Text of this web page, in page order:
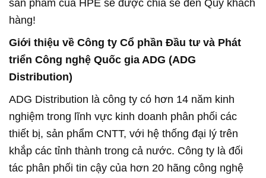
sản phẩm của HPE sẽ được chia sẻ đến Quý khách
hàng!
Giới thiệu về Công ty Cổ phần Đầu tư và Phát
triển Công nghệ Quốc gia ADG (ADG
Distribution)
ADG Distribution là công ty có hơn 14 năm kinh
nghiệm trong lĩnh vực kinh doanh phân phối các
thiết bị, sản phẩm CNTT, với hệ thống đại lý trên
khắp các tỉnh thành trong cả nước. Công ty là đối
tác phân phối tin cậy của hơn 20 hãng công nghệ